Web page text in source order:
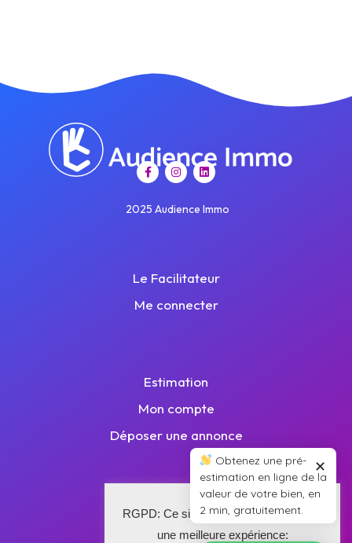
2025 Audience Immo
Le Facilitateur
Me connecter
Estimation
Mon compte
Déposer une annonce
Plan de site
Nos annonces
RGPD: Ce site utilise des cookies pour
une meilleure expérience:
Obtenez une pré-
estimation en ligne de la
valeur de votre bien, en
2 min, gratuitement.
✕